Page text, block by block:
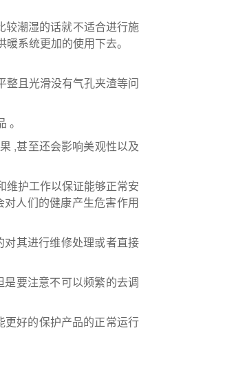
较潮湿的话就不适合进行施
暖系统更加的使用下去。
且光滑没有气孔夹渣等问
品 。
,甚至还会影响美观性以及
维护工作以保证能够正常安
人们的健康产生危害作用
其进行维修处理或者直接
要注意不可以频繁的去调
好的保护产品的正常运行